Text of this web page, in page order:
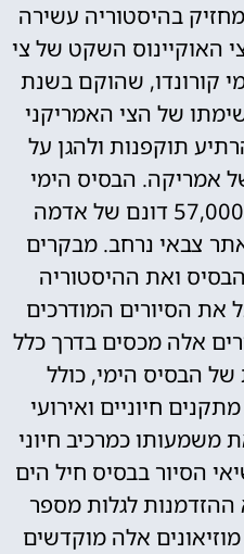
בהיסטוריה עשירה
האוקיינוס השקט של צי
קורונדו, שהוקם בשנת
של הצי האמריקני
תוקפנות ולהגן על
אמריקה. הבסיס הימי
קורונדו משתרע על פני 57,000 דונם של אדמה
צבאי נרחב. מבקרים
ואת ההיסטוריה
את הסיורים המודרכים
אלה מכסים בדרך כלל
הבסיס הימי, כולל
חיוניים ואירועי
משמעותו כמרכיב חיוני
הסיור בבסיס חיל הים
ההזדמנות לגלות מספר
אלה מוקדשים